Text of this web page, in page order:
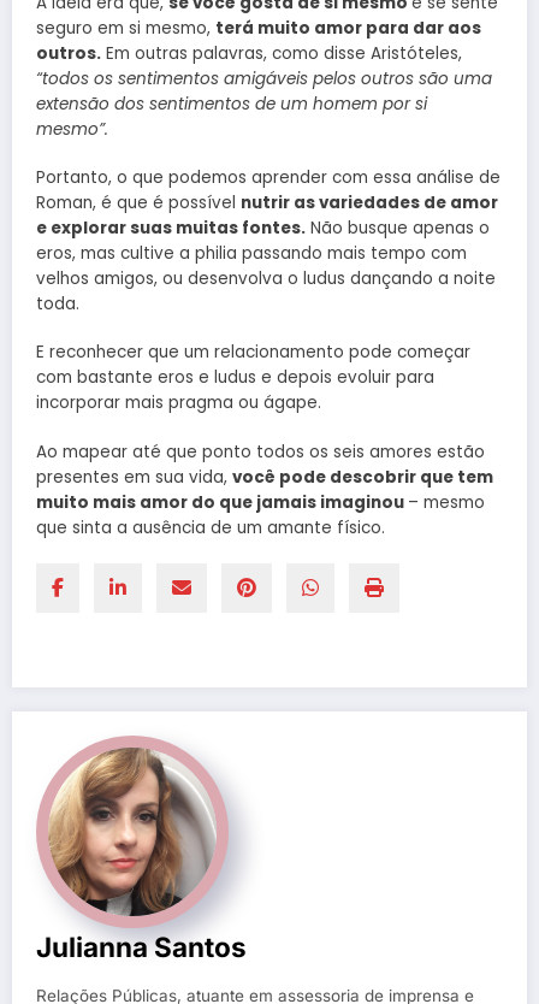
seguro em si mesmo, terá muito amor para dar aos
outros. Em outras palavras, como disse Aristóteles,
“todos os sentimentos amigáveis ​​​​pelos outros são uma
extensão dos sentimentos de um homem por si
mesmo”.
Portanto, o que podemos aprender com essa análise de
Roman, é que é possível nutrir as variedades de amor
e explorar suas muitas fontes. Não busque apenas o
eros, mas cultive a philia passando mais tempo com
velhos amigos, ou desenvolva o ludus dançando a noite
toda.
E reconhecer que um relacionamento pode começar
com bastante eros e ludus e depois evoluir para
incorporar mais pragma ou ágape.
Ao mapear até que ponto todos os seis amores estão
presentes em sua vida, você pode descobrir que tem
muito mais amor do que jamais imaginou – mesmo
que sinta a ausência de um amante físico.
Julianna Santos
Relações Públicas, atuante em assessoria de imprensa e